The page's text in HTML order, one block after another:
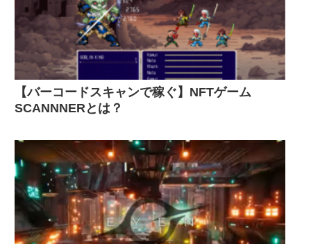
【バーコードスキャンで稼ぐ】NFTゲーム
SCANNNERとは？